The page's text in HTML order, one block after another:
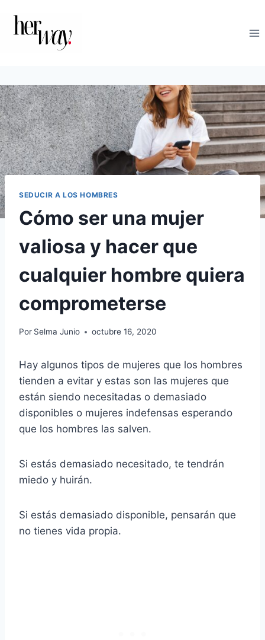
contenido
SEDUCIR A LOS HOMBRES
Cómo ser una mujer
valiosa y hacer que
cualquier hombre quiera
comprometerse
Por Selma Junio octubre 16, 2020
Hay algunos tipos de mujeres que los hombres
tienden a evitar y estas son las mujeres que
están siendo necesitadas o demasiado
disponibles o mujeres indefensas esperando
que los hombres las salven.
Si estás demasiado necesitado, te tendrán
miedo y huirán.
Si estás demasiado disponible, pensarán que
no tienes vida propia.